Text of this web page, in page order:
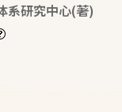
系研究中心(著)